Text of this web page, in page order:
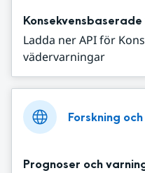
Ladda ner API för
vädervarningar
Forskning
Prognoser och